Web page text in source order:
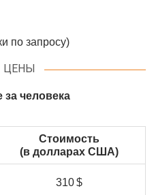
по запросу)
ЦЕНЫ
человека
Стоимость
(в долларах США)
310 $